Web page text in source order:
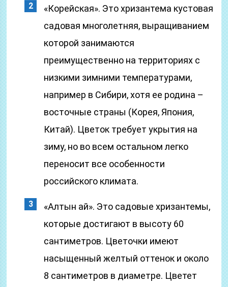
«Корейская». Это хризантема кустовая
садовая многолетняя, выращиванием
которой занимаются
преимущественно на территориях с
низкими зимними температурами,
например в Сибири, хотя ее родина –
восточные страны (Корея, Япония,
Китай). Цветок требует укрытия на
зиму, но во всем остальном легко
переносит все особенности
российского климата.
«Алтын ай». Это садовые хризантемы,
которые достигают в высоту 60
сантиметров. Цветочки имеют
насыщенный желтый оттенок и около
8 сантиметров в диаметре. Цветет